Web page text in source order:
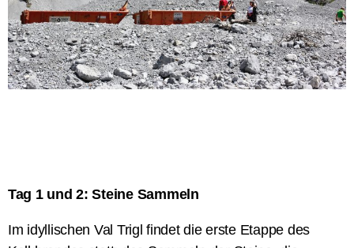
Tag 1 und 2: Steine Sammeln
Im idyllischen Val Trigl findet die erste Etappe des